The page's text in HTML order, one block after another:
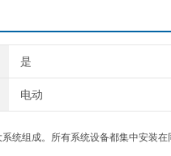
是
电动
组成。所有系统设备都集中安装在